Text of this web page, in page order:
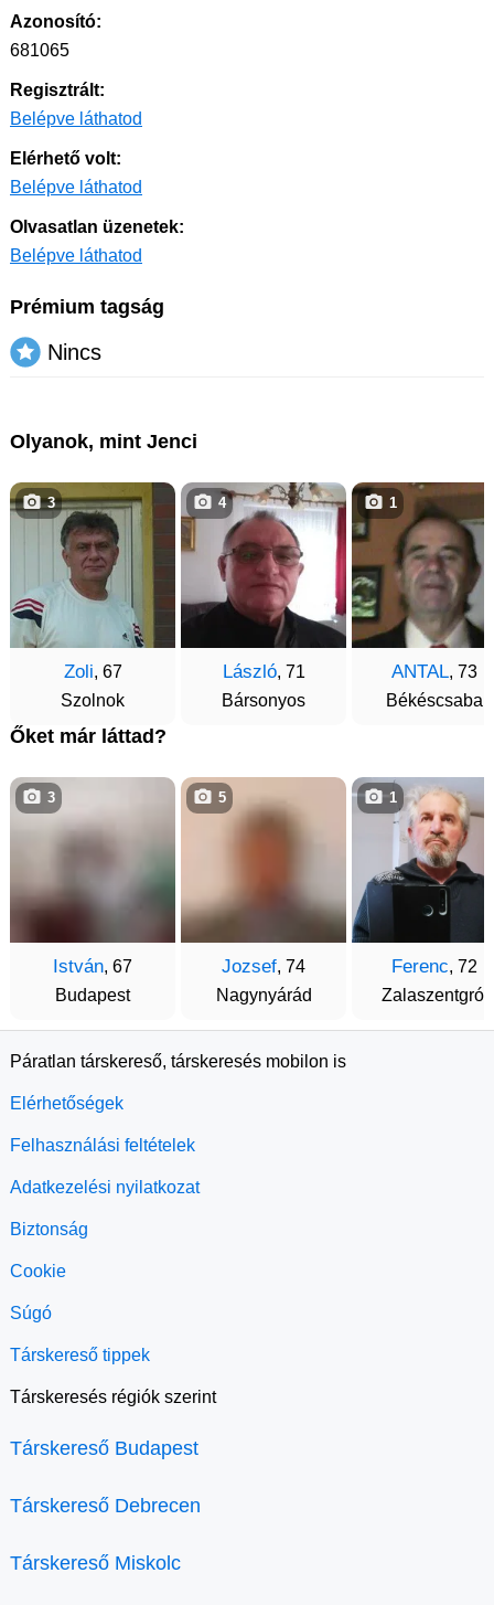
Azonosító:
681065
Regisztrált:
Belépve láthatod
Elérhető volt:
Belépve láthatod
Olvasatlan üzenetek:
Belépve láthatod
Prémium tagság
Nincs
Olyanok, mint Jenci
Zoli, 67
Szolnok
3
László, 71
Bársonyos
4
ANTAL, 73
Békéscsaba
1
Őket már láttad?
István, 67
Budapest
3
Jozsef, 74
Nagynyárád
5
Ferenc, 72
Zalaszentgrót
1
Páratlan társkereső, társkeresés mobilon is
Elérhetőségek
Felhasználási feltételek
Adatkezelési nyilatkozat
Biztonság
Cookie
Súgó
Társkereső tippek
Társkeresés régiók szerint
Társkereső Budapest
Társkereső Debrecen
Társkereső Miskolc